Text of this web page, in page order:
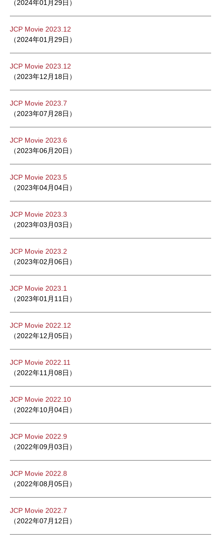
（2024年01月29日）
JCP Movie 2023.12
（2024年01月29日）
JCP Movie 2023.12
（2023年12月18日）
JCP Movie 2023.7
（2023年07月28日）
JCP Movie 2023.6
（2023年06月20日）
JCP Movie 2023.5
（2023年04月04日）
JCP Movie 2023.3
（2023年03月03日）
JCP Movie 2023.2
（2023年02月06日）
JCP Movie 2023.1
（2023年01月11日）
JCP Movie 2022.12
（2022年12月05日）
JCP Movie 2022.11
（2022年11月08日）
JCP Movie 2022.10
（2022年10月04日）
JCP Movie 2022.9
（2022年09月03日）
JCP Movie 2022.8
（2022年08月05日）
JCP Movie 2022.7
（2022年07月12日）